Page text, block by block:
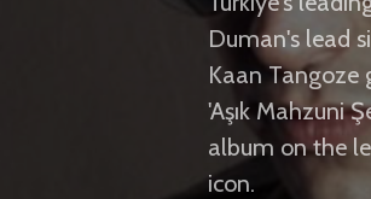
Duman's lead
Kaan Tangoze
'Aşık Mahzuni
album on the
icon.